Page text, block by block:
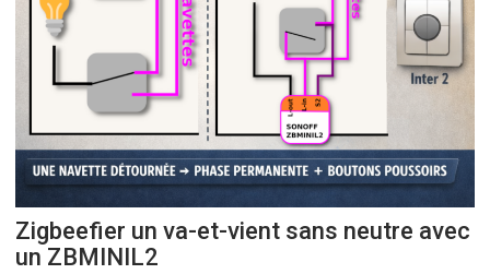
Zigbeefier un va-et-vient sans neutre avec
un ZBMINIL2